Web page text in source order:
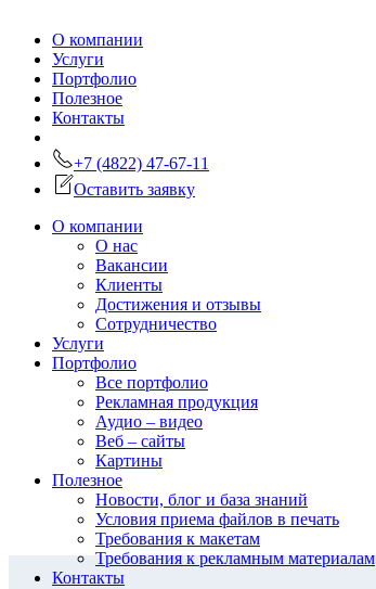
О компании
Услуги
Портфолио
Полезное
Контакты
+7 (4822) 47-67-11
Оставить заявку
О компании
О нас
Вакансии
Клиенты
Достижения и отзывы
Сотрудничество
Услуги
Портфолио
Все портфолио
Рекламная продукция
Аудио – видео
Веб – сайты
Картины
Полезное
Новости, блог и база знаний
Условия приема файлов в печать
Требования к макетам
Требования к рекламным материалам
Контакты